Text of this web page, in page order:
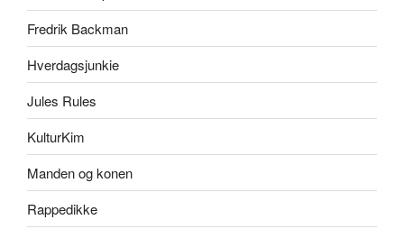
Fredrik Backman
Hverdagsjunkie
Jules Rules
KulturKim
Manden og konen
Rappedikke